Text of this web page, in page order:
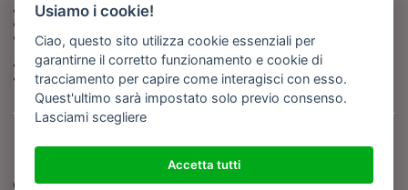
Fai pubblicità con noi
Iscriviti al nostro corso di
giornalismo
Compra i nostri libri
Entra in Barinedita Map
Copyright BARIREPORT s.a.s. All rights reserved - Tutte le fotografie recanti il
logo di Barinedita sono state commissionate da BARIREPORT s.a.s. che ne
detiene i Diritti d'Autore e sono state prodotte nell'anno 2012 e seguenti
(tranne che non vi sia uno specifico anno di scatto riportato)
Usiamo i cookie!
Ciao, questo sito utilizza cookie essenziali per
garantirne il corretto funzionamento e cookie di
tracciamento per capire come interagisci con esso.
Quest'ultimo sarà impostato solo previo consenso.
Lasciami scegliere
Accetta tutti